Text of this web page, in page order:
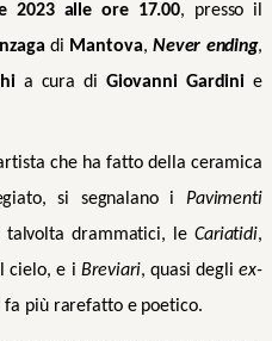
2023 alle ore 17.00, presso il
di Mantova, Never ending,
a cura di Giovanni Gardini e
che ha fatto della ceramica
si segnalano i Pavimenti
talvolta drammatici, le Cariatidi,
cielo, e iBreviari, quasi degliex-
fa più rarefatto e poetico.